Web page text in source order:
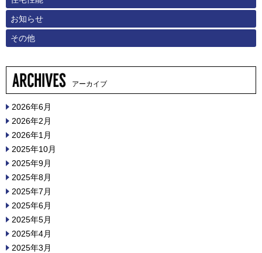
お知らせ
その他
アーカイブ
2026年6月
2026年2月
2026年1月
2025年10月
2025年9月
2025年8月
2025年7月
2025年6月
2025年5月
2025年4月
2025年3月